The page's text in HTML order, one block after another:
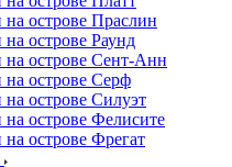
на острове Праслин
острове Раунд
на острове Сент-Анн
на острове Серф
острове Силуэт
на острове Фелисите
острове Фрегат